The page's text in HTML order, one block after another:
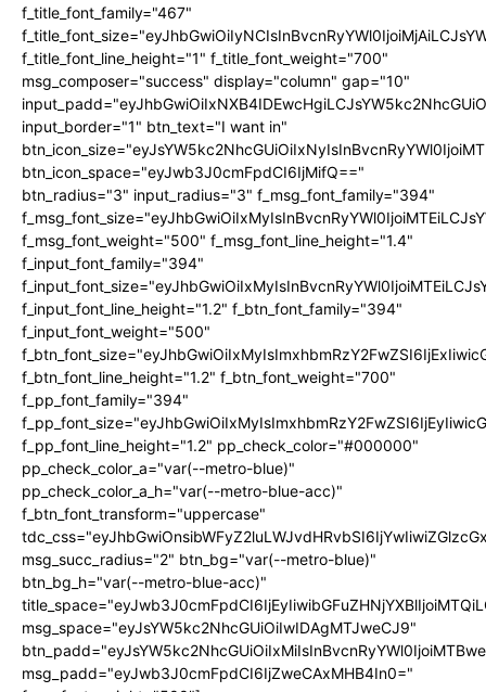
f_title_font_family="467"
f_title_font_line_height="1" f_title_font_weight="700"
msg_composer="success" display="column" gap="10"
input_border="1" btn_text="I want in"
btn_icon_space="eyJwb3J0cmFpdCI6IjMifQ=="
btn_radius="3" input_radius="3" f_msg_font_family="394"
f_msg_font_weight="500" f_msg_font_line_height="1.4"
f_input_font_family="394"
f_input_font_line_height="1.2" f_btn_font_family="394"
f_input_font_weight="500"
f_btn_font_line_height="1.2" f_btn_font_weight="700"
f_pp_font_family="394"
f_pp_font_line_height="1.2" pp_check_color="#000000"
pp_check_color_a="var(--metro-blue)"
pp_check_color_a_h="var(--metro-blue-acc)"
f_btn_font_transform="uppercase"
msg_succ_radius="2" btn_bg="var(--metro-blue)"
btn_bg_h="var(--metro-blue-acc)"
msg_space="eyJsYW5kc2NhcGUiOiIwIDAgMTJweCJ9"
msg_padd="eyJwb3J0cmFpdCI6IjZweCAxMHB4In0="